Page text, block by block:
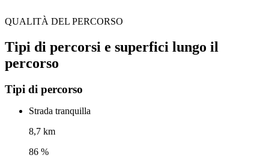
QUALITÀ DEL PERCORSO
Tipi di percorsi e superfici lungo il
percorso
Tipi di percorso
Strada tranquilla
8,7 km
86 %